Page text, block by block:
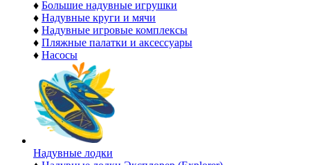
♦ Большие надувные игрушки
♦ Надувные круги и мячи
♦ Надувные игровые комплексы
♦ Пляжные палатки и аксессуары
♦ Насосы
Надувные лодки